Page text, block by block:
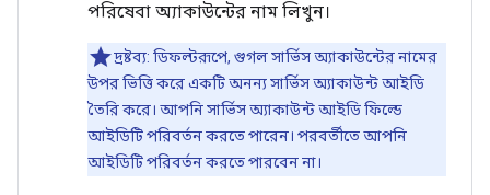
পরিষেবা অ্যাকাউন্টের নাম লিখুন।
দ্রষ্টব্য: ডিফল্টরূপে, গুগল সার্ভিস অ্যাকাউন্টের নামের
উপর ভিত্তি করে একটি অনন্য সার্ভিস অ্যাকাউন্ট আইডি
তৈরি করে। আপনি সার্ভিস অ্যাকাউন্ট আইডি ফিল্ডে
আইডিটি পরিবর্তন করতে পারেন। পরবর্তীতে আপনি
আইডিটি পরিবর্তন করতে পারবেন না।